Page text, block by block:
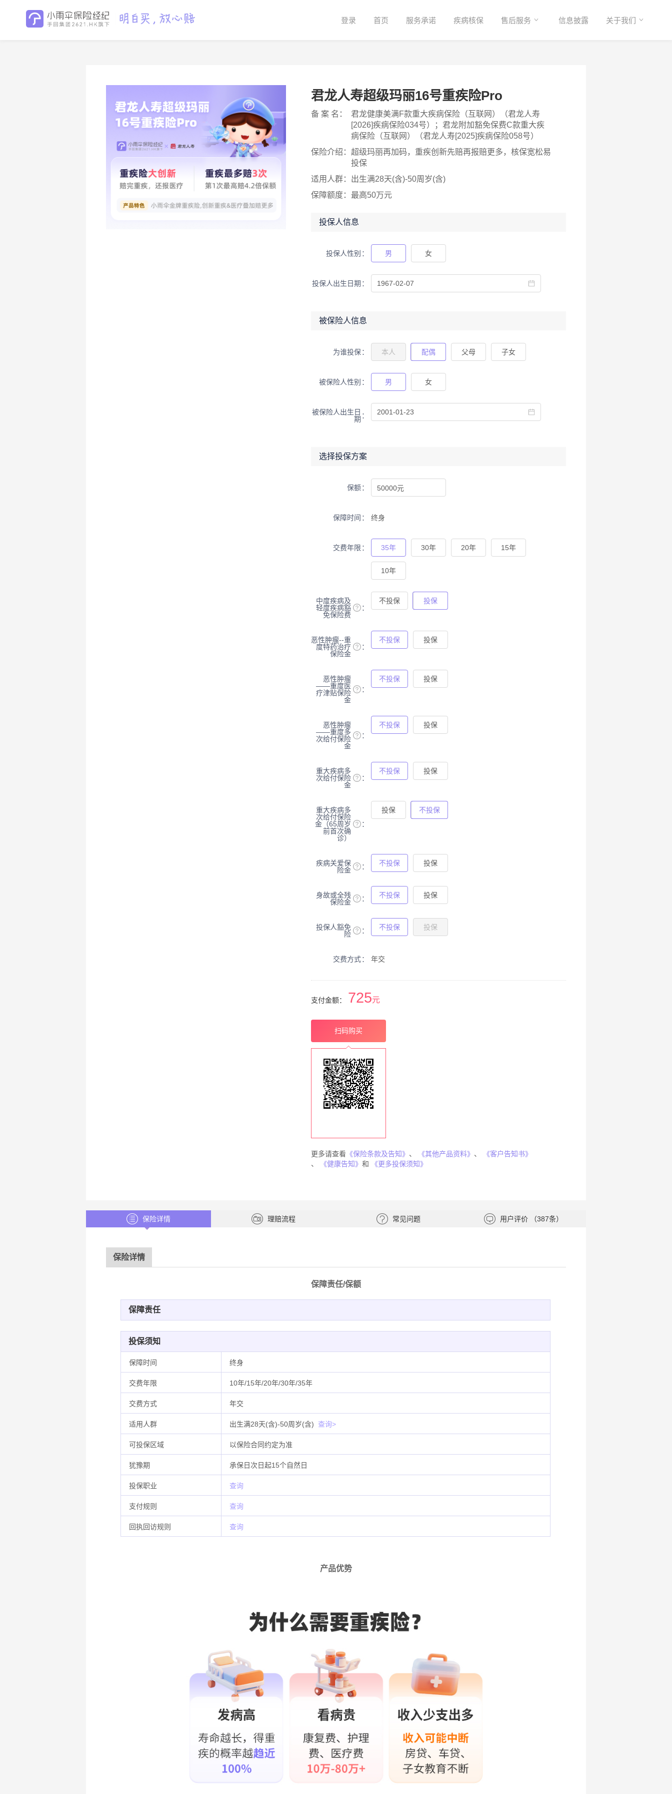
登录 首页 服务承诺 疾病核保 售后服务 信息披露 关于我们
君龙人寿超级玛丽16号重疾险Pro
备 案 名：
君龙健康美满F款重大疾病保险（互联网）（君龙人寿
[2026]疾病保险034号）；君龙附加豁免保费C款重大疾
病保险（互联网）（君龙人寿[2025]疾病保险058号）
保险介绍： 超级玛丽再加码，重疾创新先赔再报赔更多，核保宽松易
投保
适用人群： 出生满28天(含)-50周岁(含)
保障额度： 最高50万元
投保人信息
投保人性别 男 女
投保人出生日期
被保险人信息
为谁投保 本人 配偶 父母 子女
被保险人性别 男 女
被保险人出生日
期
选择投保方案
保额
保障时间 终身
交费年限 35年 30年 20年 15年
10年
中度疾病及
轻度疾病豁
免保险费
不投保 投保
恶性肿瘤--重
度特药治疗
保险金
不投保 投保
恶性肿瘤
——重度医
疗津贴保险
金
不投保 投保
恶性肿瘤
——重度多
次给付保险
金
不投保 投保
重大疾病多
次给付保险
金
不投保 投保
重大疾病多
次给付保险
金（65周岁
前首次确
诊）
投保 不投保
疾病关爱保
险金
不投保 投保
身故或全残
保险金
不投保 投保
投保人豁免
险
不投保 投保
交费方式 年交
支付金额： 725元
扫码购买
更多请查看 《保险条款及告知》 、 《其他产品资料》 、
《客户告知书》
、
《健康告知》 和 《更多投保须知》
保险详情 理赔流程 常见问题 用户评价 （387条）
保险详情
保障责任/保额
保障责任
投保须知
保障时间 终身
交费年限 10年/15年/20年/30年/35年
交费方式 年交
适用人群 出生满28天(含)-50周岁(含) 查询>
可投保区域 以保险合同约定为准
犹豫期 承保日次日起15个自然日
投保职业 查询
支付规则 查询
回执回访规则 查询
产品优势